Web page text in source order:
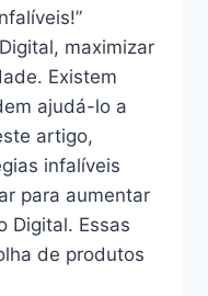
maximizar
Existem
ajudá-lo a
artigo,
infalíveis
para aumentar
Digital. Essas
de produtos